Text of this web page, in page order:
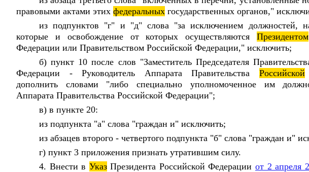
правовыми актами этих федеральных государственных органов,"
из подпунктов "г" и "д" слова "за исключением должностей,
которые и освобождение от которых осуществляютсяПрезидентом
Федерации или Правительством Российской Федерации," исключить;
б) пункт 10 после слов "Заместитель Председателя
Федерации - Руководитель Аппарата Правительства Российской
дополнить словами "либо специально уполномоченное им
Аппарата Правительства Российской Федерации";
в) в пункте 20:
из подпункта "а" слова "граждан и" исключить;
из абзацев второго - четвертого подпункта "б" слова "граждан и"
г) пункт 3 приложения признать утратившим силу.
4. Внести в УказПрезидента Российской Федерацииот 2 апреля